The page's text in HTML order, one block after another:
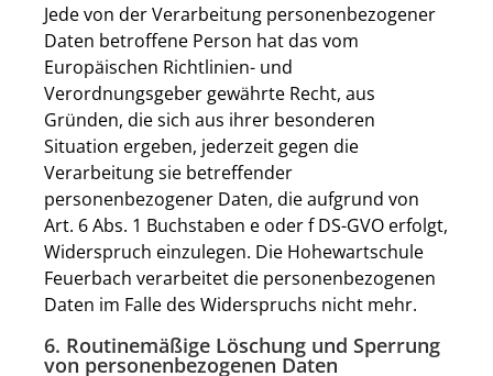
Jede von der Verarbeitung personenbezogener
Daten betroffene Person hat das vom
Europäischen Richtlinien- und
Verordnungsgeber gewährte Recht, aus
Gründen, die sich aus ihrer besonderen
Situation ergeben, jederzeit gegen die
Verarbeitung sie betreffender
personenbezogener Daten, die aufgrund von
Art. 6 Abs. 1 Buchstaben e oder f DS-GVO erfolgt,
Widerspruch einzulegen. Die Hohewartschule
Feuerbach verarbeitet die personenbezogenen
Daten im Falle des Widerspruchs nicht mehr.
6. Routinemäßige Löschung und Sperrung
von personenbezogenen Daten